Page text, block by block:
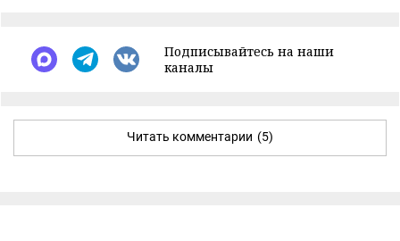
Подписывайтесь на наши
каналы
Читать комментарии (5)